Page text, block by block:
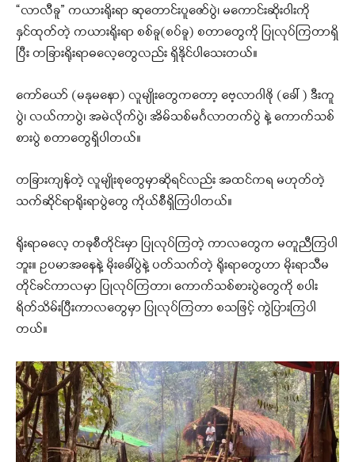
“လာလီခူ” ကယားရိုးရာ ဆုတောင်းပူဇော်ပွဲ၊ မကောင်းဆိုးဝါးကို
နှင်ထုတ်တဲ့ ကယားရိုးရာ စစ်ခူ(စပ်ခူ) စတာတွေကို ပြုလုပ်ကြတာရှိ
ပြီး တခြားရိုးရာဓလေ့တွေလည်း ရှိနိုင်ပါသေးတယ်။
ကော်ယော် (မနုမနော) လူမျိုးတွေကတော့ ဗေ့လာဂါဖို (ခေါ် ) ဒီးကူ
ပွဲ၊ လယ်ကာပွဲ၊ အမဲလိုက်ပွဲ၊ အိမ်သစ်မင်္ဂလာတက်ပွဲ နဲ့ ကောက်သစ်
စားပွဲ စတာတွေရှိပါတယ်။
တခြားကျန်တဲ့ လူမျိုးစုတွေမှာဆိုရင်လည်း အထင်ကရ မဟုတ်တဲ့
သက်ဆိုင်ရာရိုးရာပွဲတွေ ကိုယ်စီရှိကြပါတယ်။
ရိုးရာဓလေ့ တခုစီတိုင်းမှာ ပြုလုပ်ကြတဲ့ ကာလတွေက မတူညီကြပါ
ဘူး။ ဥပမာအနေနဲ့ မိုးခေါ်ပွဲနဲ့ ပတ်သက်တဲ့ ရိုးရာတွေဟာ မိုးရာသီမ
တိုင်ခင်ကာလမှာ ပြုလုပ်ကြတာ၊ ကောက်သစ်စားပွဲတွေကို စပါး
ရိတ်သိမ်းပြီးကာလတွေမှာ ပြုလုပ်ကြတာ စသဖြင့် ကွဲပြားကြပါ
တယ်။